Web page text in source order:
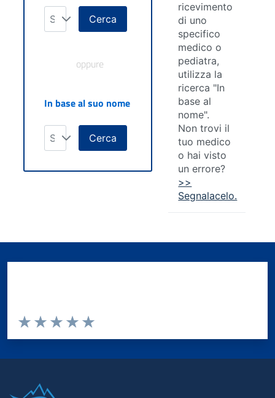
SelezionaCerca
oppure
In base al suo nome
SelezionaCerca
ricevimento
di uno
specifico
medico o
pediatra,
utilizza la
ricerca "In
base al
nome".
Non trovi il
tuo medico
o hai visto
un errore?
>>
Segnalacelo.
Valuta da 1 a 5 stelle la pagina
Valuta 5 stelle su 5
Valuta 4 stelle su 5
Valuta 3 stelle su 5
Valuta 2 stelle su 5
Valuta 1 stelle su 5